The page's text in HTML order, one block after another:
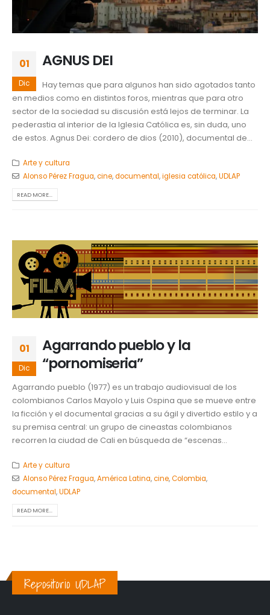
01
Dic
AGNUS DEI
Hay temas que para algunos han sido agotados tanto
en medios como en distintos foros, mientras que para otro
sector de la sociedad su discusión está lejos de terminar. La
pederastia al interior de la Iglesia Católica es, sin duda, uno
de estos. Agnus Dei: cordero de dios (2010), documental de...
Arte y cultura
Alonso Pérez Fragua,cine,documental,iglesia católica,UDLAP
READ MORE...
01
Dic
Agarrando pueblo y la
“pornomiseria”
Agarrando pueblo (1977) es un trabajo audiovisual de los
colombianos Carlos Mayolo y Luis Ospina que se mueve entre
la ficción y el documental gracias a su ágil y divertido estilo y a
su premisa central: un grupo de cineastas colombianos
recorren la ciudad de Cali en búsqueda de “escenas...
Arte y cultura
Alonso Pérez Fragua,América Latina,cine,Colombia,
documental,UDLAP
READ MORE...
Repositorio UDLAP